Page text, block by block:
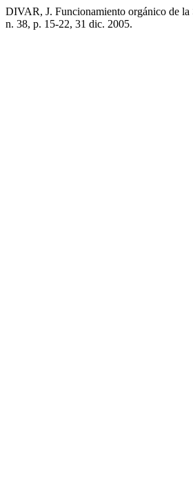
DIVAR, J. Funcionamiento orgánico de
n. 38, p. 15-22, 31 dic. 2005.